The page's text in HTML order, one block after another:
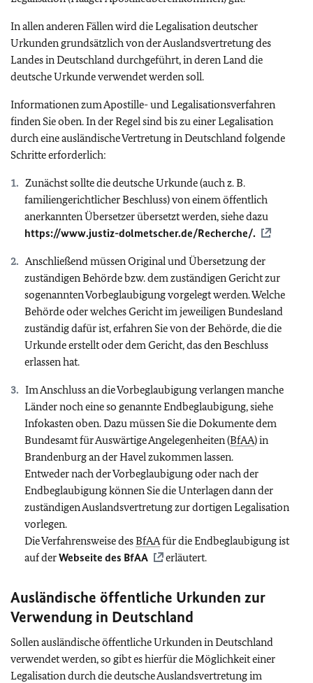
In allen anderen Fällen wird die Legalisation deutscher
Urkunden grundsätzlich von der Auslandsvertretung des
Landes in Deutschland durchgeführt, in deren Land die
deutsche Urkunde verwendet werden soll.
Informationen zum Apostille- und Legalisationsverfahren
finden Sie oben. In der Regel sind bis zu einer Legalisation
durch eine ausländische Vertretung in Deutschland folgende
Schritte erforderlich:
Zunächst sollte die deutsche Urkunde (auch z. B.
familiengerichtlicher Beschluss) von einem öffentlich
anerkannten Übersetzer übersetzt werden, siehe dazu
https://www.justiz-dolmetscher.de/Recherche/.
Anschließend müssen Original und Übersetzung der
zuständigen Behörde bzw. dem zuständigen Gericht zur
sogenannten Vorbeglaubigung vorgelegt werden. Welche
Behörde oder welches Gericht im jeweiligen Bundesland
zuständig dafür ist, erfahren Sie von der Behörde, die die
Urkunde erstellt oder dem Gericht, das den Beschluss
erlassen hat.
Im Anschluss an die Vorbeglaubigung verlangen manche
Länder noch eine so genannte Endbeglaubigung, siehe
Infokasten oben. Dazu müssen Sie die Dokumente dem
Bundesamt für Auswärtige Angelegenheiten (BfAA) in
Brandenburg an der Havel zukommen lassen.
Entweder nach der Vorbeglaubigung oder nach der
Endbeglaubigung können Sie die Unterlagen dann der
zuständigen Auslandsvertretung zur dortigen Legalisation
vorlegen.
Die Verfahrensweise desBfAAfür die Endbeglaubigung ist
auf derWebseite des BfAA erläutert.
Ausländische öffentliche Urkunden zur
Verwendung in Deutschland
Sollen ausländische öffentliche Urkunden in Deutschland
verwendet werden, so gibt es hierfür die Möglichkeit einer
Legalisation durch die deutsche Auslandsvertretung im